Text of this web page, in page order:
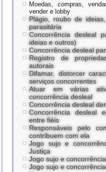
Moedas, compras,
vender e lobby
Plágio, roubo de
parasitária
Concorrência desleal
ideias e outros)
Concorrência desleal
Registro de
autorais
Difamar, distorcer
serviços concorrentes
Atuar em várias
concorrência desleal
Concorrência desleal
Concorrência desleal
entre fiéis
Responsáveis pelo
contribuem com ela
Jogo sujo e
Justiça
Jogo sujo e
Jogo sujo e